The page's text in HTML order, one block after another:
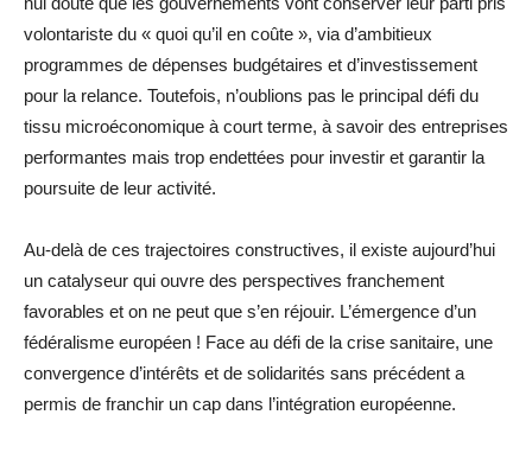
volontariste du « quoi qu’il en coûte », via d’ambitieux
programmes de dépenses budgétaires et d’investissement
pour la relance. Toutefois, n’oublions pas le principal défi du
tissu microéconomique à court terme, à savoir des entreprises
performantes mais trop endettées pour investir et garantir la
poursuite de leur activité.
Au-delà de ces trajectoires constructives, il existe aujourd’hui
un catalyseur qui ouvre des perspectives franchement
favorables et on ne peut que s’en réjouir. L’émergence d’un
fédéralisme européen ! Face au défi de la crise sanitaire, une
convergence d’intérêts et de solidarités sans précédent a
permis de franchir un cap dans l’intégration européenne.